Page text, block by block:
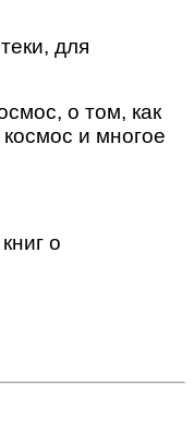
для
о том, как
и многое
о